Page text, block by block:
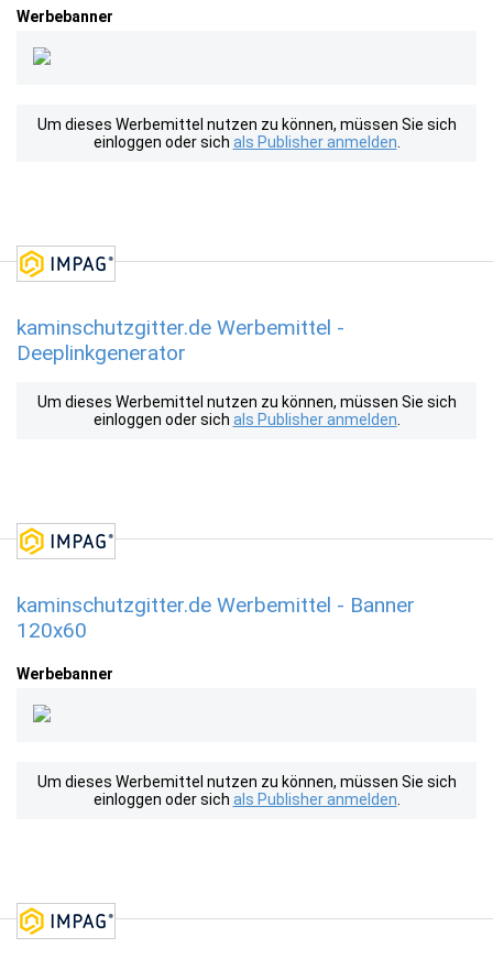
Werbebanner
Um dieses Werbemittel nutzen zu können, müssen Sie sich
einloggen oder sich als Publisher anmelden
kaminschutzgitter.de Werbemittel -
Deeplinkgenerator
Um dieses Werbemittel nutzen zu können, müssen Sie sich
einloggen oder sich als Publisher anmelden
kaminschutzgitter.de Werbemittel - Banner
120x60
Werbebanner
Um dieses Werbemittel nutzen zu können, müssen Sie sich
einloggen oder sich als Publisher anmelden